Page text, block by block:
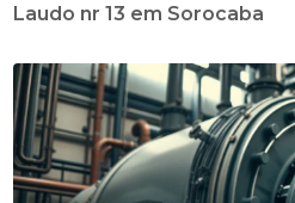
Laudo nr 13 em Sorocaba